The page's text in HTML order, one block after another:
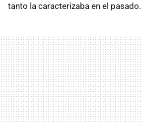
tanto la caracterizaba en el pasado.